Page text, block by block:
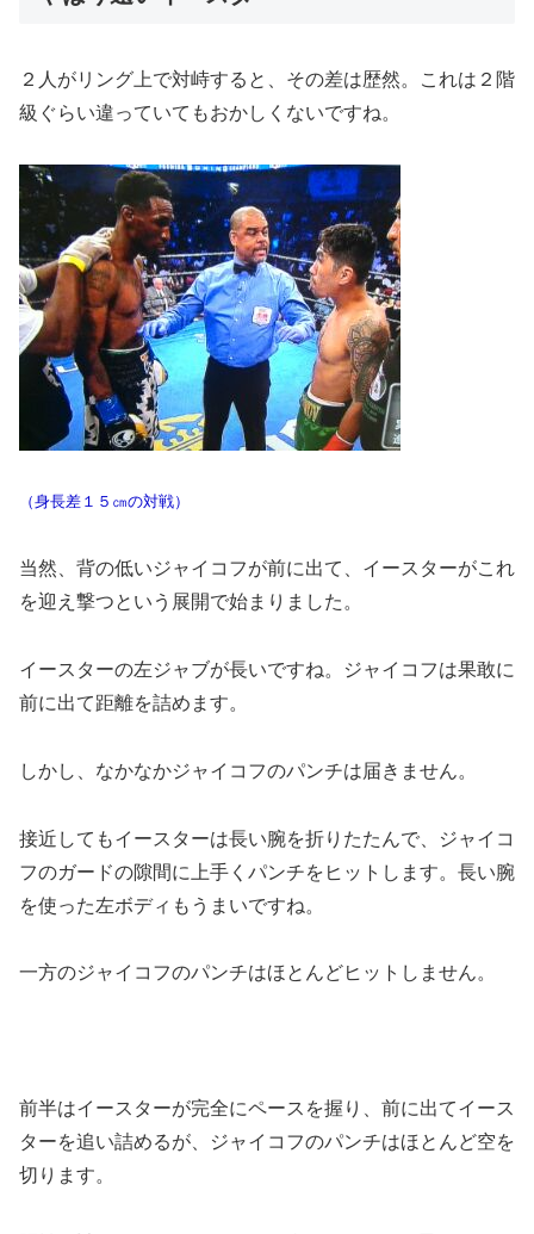
２人がリング上で対峙すると、その差は歴然。これは２階
級ぐらい違っていてもおかしくないですね。
（身長差１５㎝の対戦）
当然、背の低いジャイコフが前に出て、イースターがこれ
を迎え撃つという展開で始まりました。
イースターの左ジャブが長いですね。ジャイコフは果敢に
前に出て距離を詰めます。
しかし、なかなかジャイコフのパンチは届きません。
接近してもイースターは長い腕を折りたたんで、ジャイコ
フのガードの隙間に上手くパンチをヒットします。長い腕
を使った左ボディもうまいですね。
一方のジャイコフのパンチはほとんどヒットしません。
前半はイースターが完全にペースを握り、前に出てイース
ターを追い詰めるが、ジャイコフのパンチはほとんど空を
切ります。